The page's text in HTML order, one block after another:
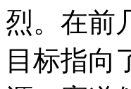
烈。在前
目标指向